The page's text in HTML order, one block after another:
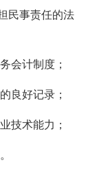
民事责任的法
会计制度；
良好记录；
技术能力；